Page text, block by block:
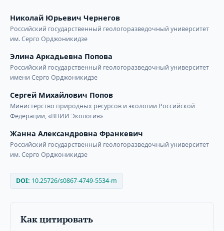
Николай Юрьевич Чернегов
Российский государственный геологоразведочный университет
им. Серго Орджоникидзе
Элина Аркадьевна Попова
Российский государственный геологоразведочный университет
имени Серго Орджоникидзе
Сергей Михайлович Попов
Министерство природных ресурсов и экологии Российской
Федерации, «ВНИИ Экология»
Жанна Александровна Франкевич
Российский государственный геологоразведочный университет
им. Серго Орджоникидзе
DOI: 10.25726/s0867-4749-5534-m
Как цитировать